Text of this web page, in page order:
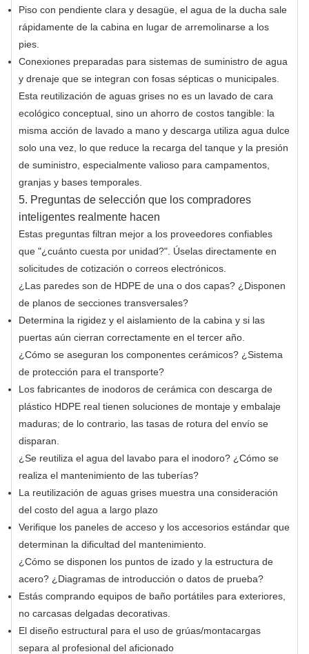
Piso con pendiente clara y desagüe, el agua de la ducha sale
rápidamente de la cabina en lugar de arremolinarse a los
pies.
Conexiones preparadas para sistemas de suministro de agua
y drenaje que se integran con fosas sépticas o municipales.
Esta reutilización de aguas grises no es un lavado de cara
ecológico conceptual, sino un ahorro de costos tangible: la
misma acción de lavado a mano y descarga utiliza agua dulce
solo una vez, lo que reduce la recarga del tanque y la presión
de suministro, especialmente valioso para campamentos,
granjas y bases temporales.
5. Preguntas de selección que los compradores
inteligentes realmente hacen
Estas preguntas filtran mejor a los proveedores confiables
que "¿cuánto cuesta por unidad?". Úselas directamente en
solicitudes de cotización o correos electrónicos.
¿Las paredes son de HDPE de una o dos capas? ¿Disponen
de planos de secciones transversales?
Determina la rigidez y el aislamiento de la cabina y si las
puertas aún cierran correctamente en el tercer año.
¿Cómo se aseguran los componentes cerámicos? ¿Sistema
de protección para el transporte?
Los fabricantes de inodoros de cerámica con descarga de
plástico HDPE real tienen soluciones de montaje y embalaje
maduras; de lo contrario, las tasas de rotura del envío se
disparan.
¿Se reutiliza el agua del lavabo para el inodoro? ¿Cómo se
realiza el mantenimiento de las tuberías?
La reutilización de aguas grises muestra una consideración
del costo del agua a largo plazo
Verifique los paneles de acceso y los accesorios estándar que
determinan la dificultad del mantenimiento.
¿Cómo se disponen los puntos de izado y la estructura de
acero? ¿Diagramas de introducción o datos de prueba?
Estás comprando equipos de baño portátiles para exteriores,
no carcasas delgadas decorativas.
El diseño estructural para el uso de grúas/montacargas
separa al profesional del aficionado